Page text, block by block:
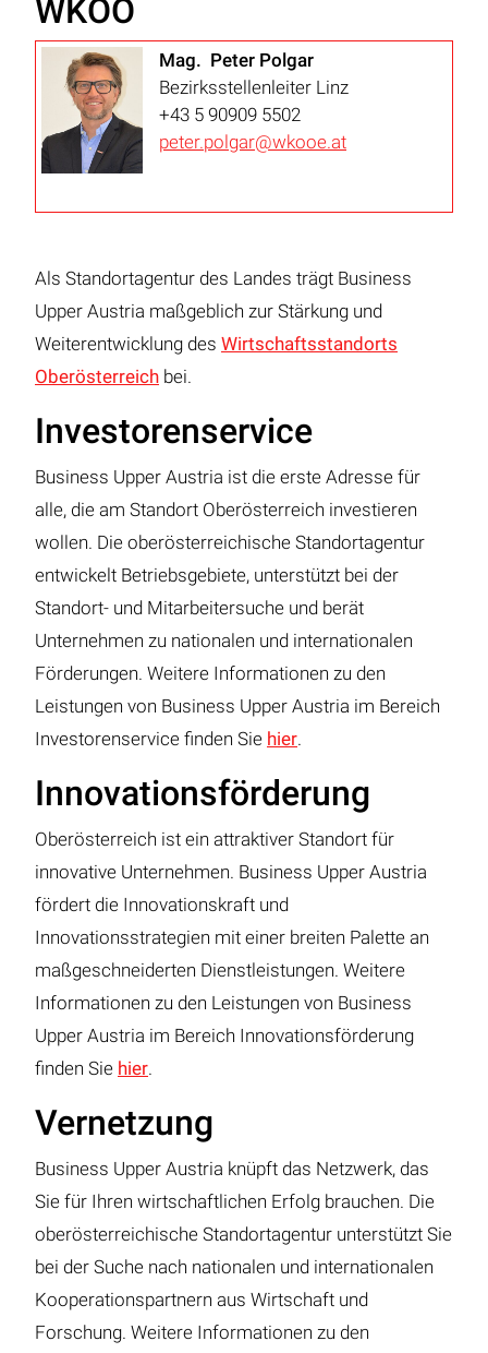
WKOÖ
Mag. Peter Polgar
Bezirksstellenleiter Linz
+43 5 90909 5502
peter.polgar@wkooe.at
Als Standortagentur des Landes trägt Business
Upper Austria maßgeblich zur Stärkung und
Weiterentwicklung des Wirtschaftsstandorts
Oberösterreich bei.
Investorenservice
Business Upper Austria ist die erste Adresse für
alle, die am Standort Oberösterreich investieren
wollen. Die oberösterreichische Standortagentur
entwickelt Betriebsgebiete, unterstützt bei der
Standort- und Mitarbeitersuche und berät
Unternehmen zu nationalen und internationalen
Förderungen. Weitere Informationen zu den
Leistungen von Business Upper Austria im Bereich
Investorenservice finden Sie hier.
Innovationsförderung
Oberösterreich ist ein attraktiver Standort für
innovative Unternehmen. Business Upper Austria
fördert die Innovationskraft und
Innovationsstrategien mit einer breiten Palette an
maßgeschneiderten Dienstleistungen. Weitere
Informationen zu den Leistungen von Business
Upper Austria im Bereich Innovationsförderung
finden Sie hier.
Vernetzung
Business Upper Austria knüpft das Netzwerk, das
Sie für Ihren wirtschaftlichen Erfolg brauchen. Die
oberösterreichische Standortagentur unterstützt Sie
bei der Suche nach nationalen und internationalen
Kooperationspartnern aus Wirtschaft und
Forschung. Weitere Informationen zu den